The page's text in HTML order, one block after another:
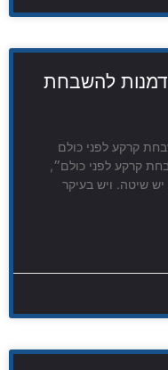
להשבחת
קרקע לפני כולם
קרקע לפני כולם״,
שיטה. ויש בעיקר